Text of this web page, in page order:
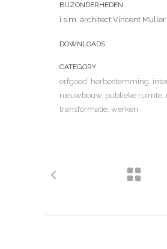
BIJZONDERHEDEN
i.s.m. architect Vincent Muller
DOWNLOADS
CATEGORY
erfgoed, herbestemming,
nieuwbouw, publieke ruimte,
transformatie, werken